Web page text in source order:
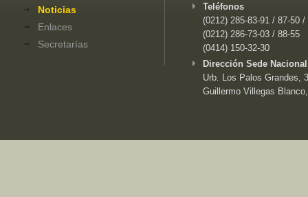
Noticias
Enlaces
Secretarías
Teléfonos
(0212) 285-83-91 / 87-50 /
(0212) 286-73-03 / 88-55
(0414) 150-32-30
Dirección Sede
Urb. Los Palos Grandes,
Guillermo Villegas